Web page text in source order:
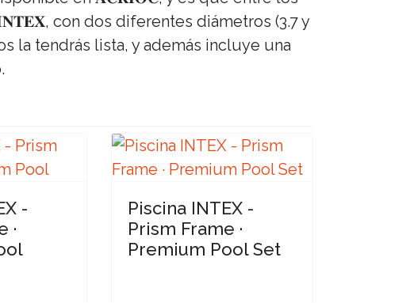
con dos diferentes diámetros (3.7 y
la tendrás lista, y además incluye una
-
·
Piscina INTEX -
Prism Frame ·
Premium Pool Set